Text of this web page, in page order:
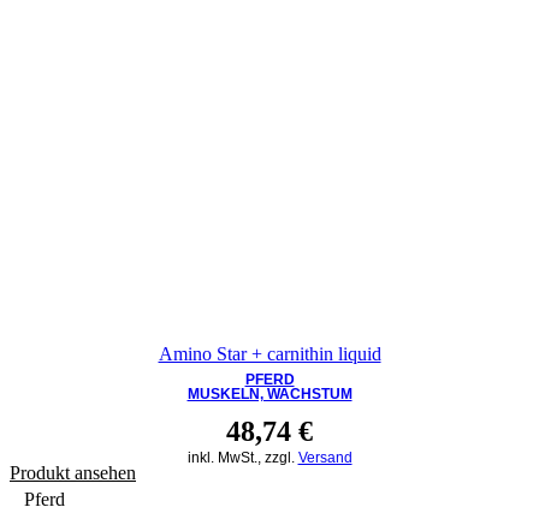
Amino Star + carnithin liquid
PFERD
MUSKELN, WACHSTUM
48,74 €
inkl. MwSt., zzgl. Versand
Produkt ansehen
Pferd